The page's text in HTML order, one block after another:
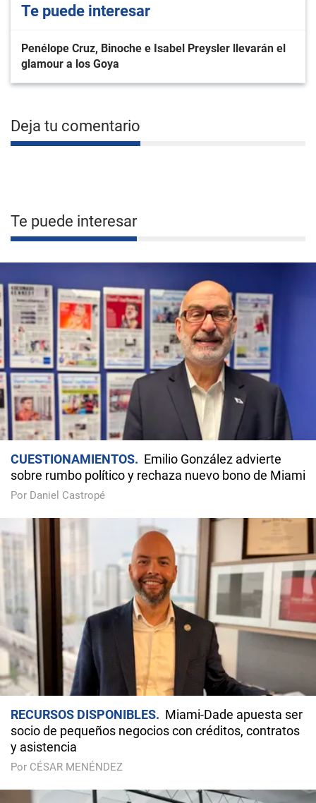
Te puede interesar
Penélope Cruz, Binoche e Isabel Preysler llevarán el
glamour a los Goya
Deja tu comentario
Te puede interesar
CUESTIONAMIENTOS
Emilio González advierte
sobre rumbo político y rechaza nuevo bono de Miami
Por Daniel Castropé
RECURSOS DISPONIBLES
Miami-Dade apuesta ser
socio de pequeños negocios con créditos, contratos
y asistencia
Por CÉSAR MENÉNDEZ